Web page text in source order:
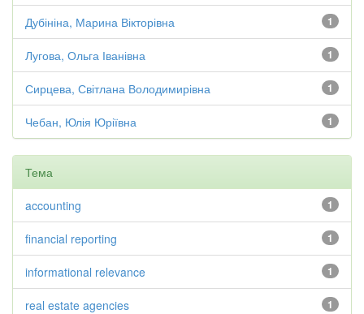
1
Дубініна, Марина Вікторівна
1
Лугова, Ольга Іванівна
1
Сирцева, Світлана Володимирівна
1
Чебан, Юлія Юріївна
Тема
1
accounting
1
financial reporting
1
informational relevance
1
real estate agencies